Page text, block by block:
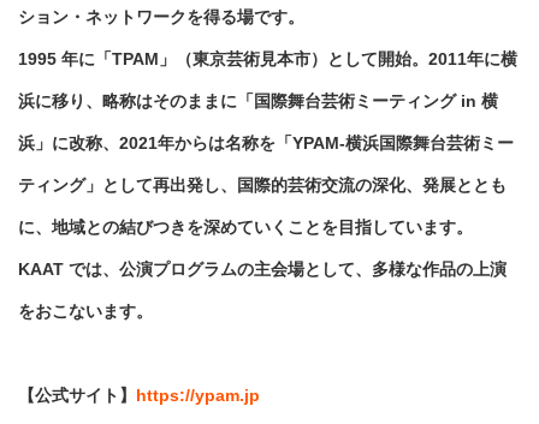
ション・ネットワークを得る場です。
1995 年に「TPAM」（東京芸術見本市）として開始。2011年に横
浜に移り、略称はそのままに「国際舞台芸術ミーティング in 横
浜」に改称、2021年からは名称を「YPAM-横浜国際舞台芸術ミー
ティング」として再出発し、国際的芸術交流の深化、発展ととも
に、地域との結びつきを深めていくことを目指しています。
KAAT では、公演プログラムの主会場として、多様な作品の上演
をおこないます。
【公式サイト】 https://ypam.jp